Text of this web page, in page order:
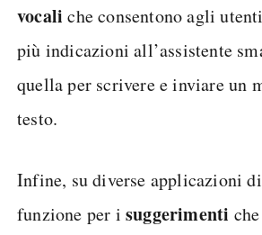
vocali che consentono agli
più indicazioni all’assistente
quella per scrivere e inviare un
testo.
Infine, su diverse applicazioni
funzione per i suggerimenti